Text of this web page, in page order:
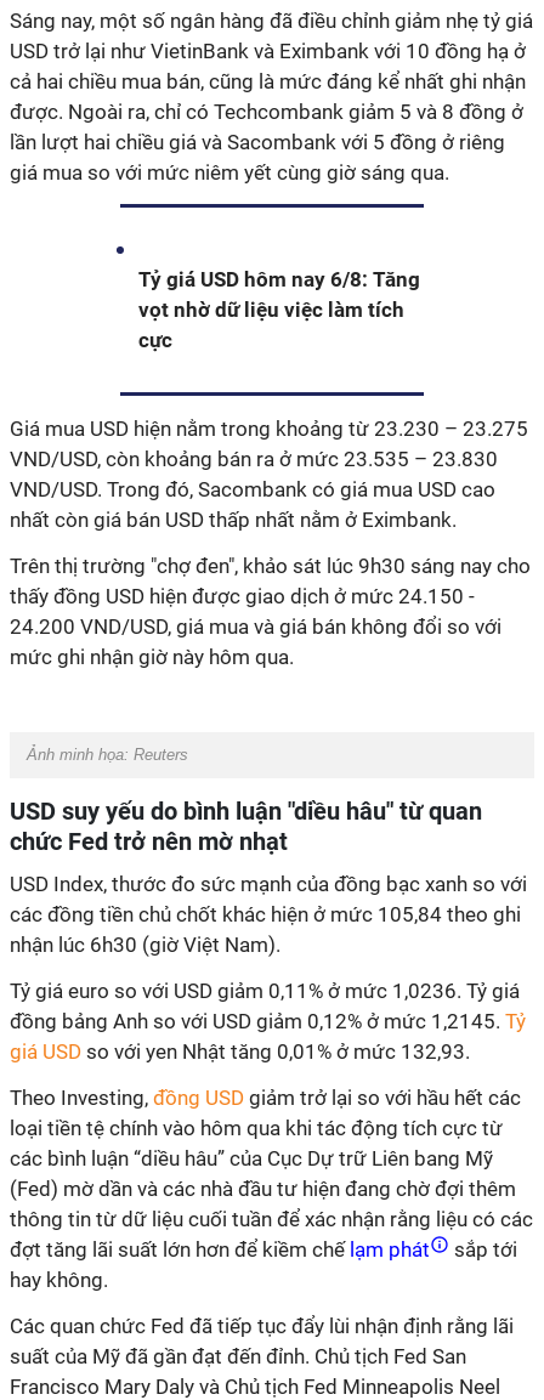
Sáng nay, một số ngân hàng đã điều chỉnh giảm nhẹ tỷ giá
USD trở lại như VietinBank và Eximbank với 10 đồng hạ ở
cả hai chiều mua bán, cũng là mức đáng kể nhất ghi nhận
được. Ngoài ra, chỉ có Techcombank giảm 5 và 8 đồng ở
lần lượt hai chiều giá và Sacombank với 5 đồng ở riêng
giá mua so với mức niêm yết cùng giờ sáng qua.
Tỷ giá USD hôm nay 6/8: Tăng
vọt nhờ dữ liệu việc làm tích
cực
Giá mua USD hiện nằm trong khoảng từ 23.230 – 23.275
VND/USD, còn khoảng bán ra ở mức 23.535 – 23.830
VND/USD. Trong đó, Sacombank có giá mua USD cao
nhất còn giá bán USD thấp nhất nằm ở Eximbank.
Trên thị trường "chợ đen", khảo sát lúc 9h30 sáng nay cho
thấy đồng USD hiện được giao dịch ở mức 24.150 -
24.200 VND/USD, giá mua và giá bán không đổi so với
mức ghi nhận giờ này hôm qua.
Ảnh minh họa: Reuters
USD suy yếu do bình luận "diều hâu" từ quan
chức Fed trở nên mờ nhạt
USD Index, thước đo sức mạnh của đồng bạc xanh so với
các đồng tiền chủ chốt khác hiện ở mức 105,84 theo ghi
nhận lúc 6h30 (giờ Việt Nam).
Tỷ giá euro so với USD giảm 0,11% ở mức 1,0236. Tỷ giá
đồng bảng Anh so với USD giảm 0,12% ở mức 1,2145. Tỷ
giá USD so với yen Nhật tăng 0,01% ở mức 132,93.
Theo Investing, đồng USD giảm trở lại so với hầu hết các
loại tiền tệ chính vào hôm qua khi tác động tích cực từ
các bình luận “diều hâu” của Cục Dự trữ Liên bang Mỹ
(Fed) mờ dần và các nhà đầu tư hiện đang chờ đợi thêm
thông tin từ dữ liệu cuối tuần để xác nhận rằng liệu có các
đợt tăng lãi suất lớn hơn để kiềm chếlạm phát
sắp tới
hay không.
Các quan chức Fed đã tiếp tục đẩy lùi nhận định rằng lãi
suất của Mỹ đã gần đạt đến đỉnh. Chủ tịch Fed San
Francisco Mary Daly và Chủ tịch Fed Minneapolis Neel